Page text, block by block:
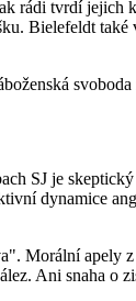
rádi tvrdí jejich
Bielefeldt
SJ je
dynamice
Morální apely
Ani snaha o